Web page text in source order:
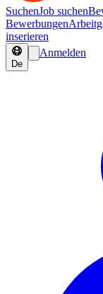
SuchenJob suchen
Bewerbungen
inserieren
De
Anmelden